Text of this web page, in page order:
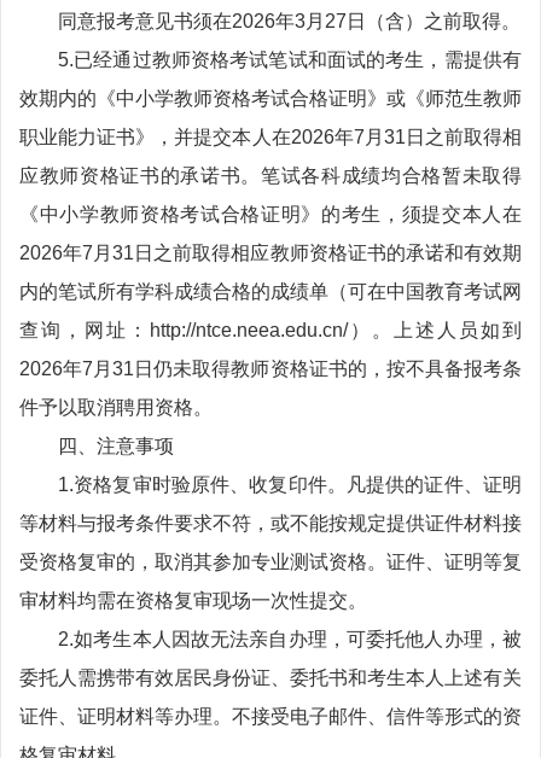
同意报考意见书须在2026年3月27日（含）之前取得。
5.已经通过教师资格考试笔试和面试的考生，需提供有
效期内的《中小学教师资格考试合格证明》或《师范生教师
职业能力证书》，并提交本人在2026年7月31日之前取得相
应教师资格证书的承诺书。笔试各科成绩均合格暂未取得
《中小学教师资格考试合格证明》的考生，须提交本人在
2026年7月31日之前取得相应教师资格证书的承诺和有效期
内的笔试所有学科成绩合格的成绩单（可在中国教育考试网
查询，网址：http://ntce.neea.edu.cn/）。上述人员如到
2026年7月31日仍未取得教师资格证书的，按不具备报考条
件予以取消聘用资格。
四、注意事项
1.资格复审时验原件、收复印件。凡提供的证件、证明
等材料与报考条件要求不符，或不能按规定提供证件材料接
受资格复审的，取消其参加专业测试资格。证件、证明等复
审材料均需在资格复审现场一次性提交。
2.如考生本人因故无法亲自办理，可委托他人办理，被
委托人需携带有效居民身份证、委托书和考生本人上述有关
证件、证明材料等办理。不接受电子邮件、信件等形式的资